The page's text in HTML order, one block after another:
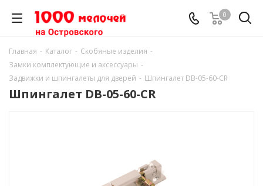
0
Главная - Каталог - Скобяные изделия -
Замки комплектующие и аксессуары -
Задвижки и шпингалеты для дверей - Шпингалет DB-05-60-CR
Шпингалет DB-05-60-CR